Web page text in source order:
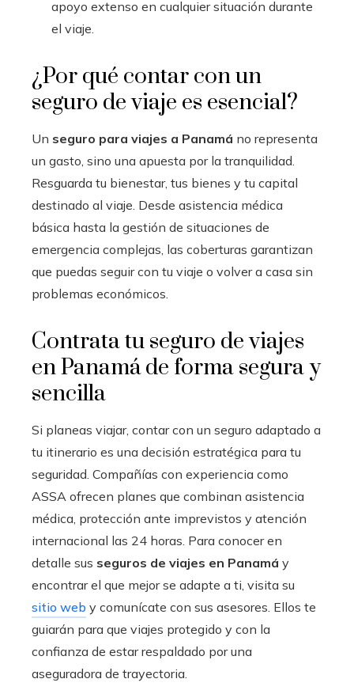
apoyo extenso en cualquier situación durante
el viaje.
¿Por qué contar con un
seguro de viaje es esencial?
Un seguro para viajes a Panamá no representa
un gasto, sino una apuesta por la tranquilidad.
Resguarda tu bienestar, tus bienes y tu capital
destinado al viaje. Desde asistencia médica
básica hasta la gestión de situaciones de
emergencia complejas, las coberturas garantizan
que puedas seguir con tu viaje o volver a casa sin
problemas económicos.
Contrata tu seguro de viajes
en Panamá de forma segura y
sencilla
Si planeas viajar, contar con un seguro adaptado a
tu itinerario es una decisión estratégica para tu
seguridad. Compañías con experiencia como
ASSA ofrecen planes que combinan asistencia
médica, protección ante imprevistos y atención
internacional las 24 horas. Para conocer en
detalle sus seguros de viajes en Panamá y
encontrar el que mejor se adapte a ti, visita su
sitio web y comunícate con sus asesores. Ellos te
guiarán para que viajes protegido y con la
confianza de estar respaldado por una
aseguradora de trayectoria.